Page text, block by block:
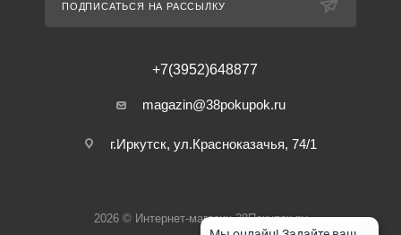
ПОДПИСАТЬСЯ НА РАССЫЛКУ
+7(3952)648877
magazin@38pokupok.ru
г.Иркутск, ул.Красноказачья, 74/1
2026 © Интернет-магазин 38Покупок.ру